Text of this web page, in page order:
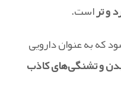
و تراست.
که به عنوان دارویی
و تشنگی‌های کاذب